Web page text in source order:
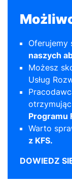
Oferujemy
naszych
Możesz
Usług
Programu
Warto
z KFS.
DOWIEDZ